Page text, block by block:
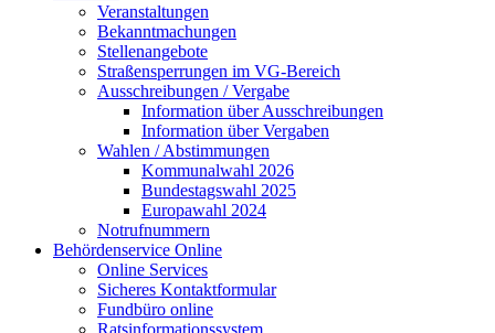
Veranstaltungen
Bekanntmachungen
Stellenangebote
Straßensperrungen im VG-Bereich
Ausschreibungen / Vergabe
Information über Ausschreibungen
Information über Vergaben
Wahlen / Abstimmungen
Kommunalwahl 2026
Bundestagswahl 2025
Europawahl 2024
Notrufnummern
Behördenservice Online
Online Services
Sicheres Kontaktformular
Fundbüro online
Ratsinformationssystem